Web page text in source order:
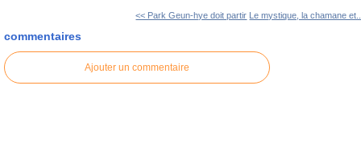
<< Park Geun-hye doit partir Le mystique, la chamane
commentaires
Ajouter un commentaire